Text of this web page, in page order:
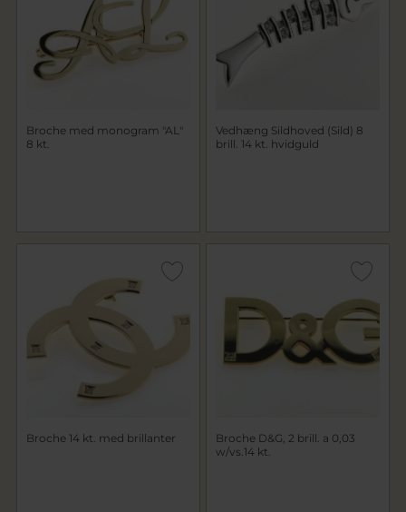
Broche med monogram "AL"
8 kt.
Vedhæng Sildhoved (Sild) 8
brill. 14 kt. hvidguld
Broche 14 kt. med brillanter
Broche D&G, 2 brill. a 0,03
w/vs.14 kt.